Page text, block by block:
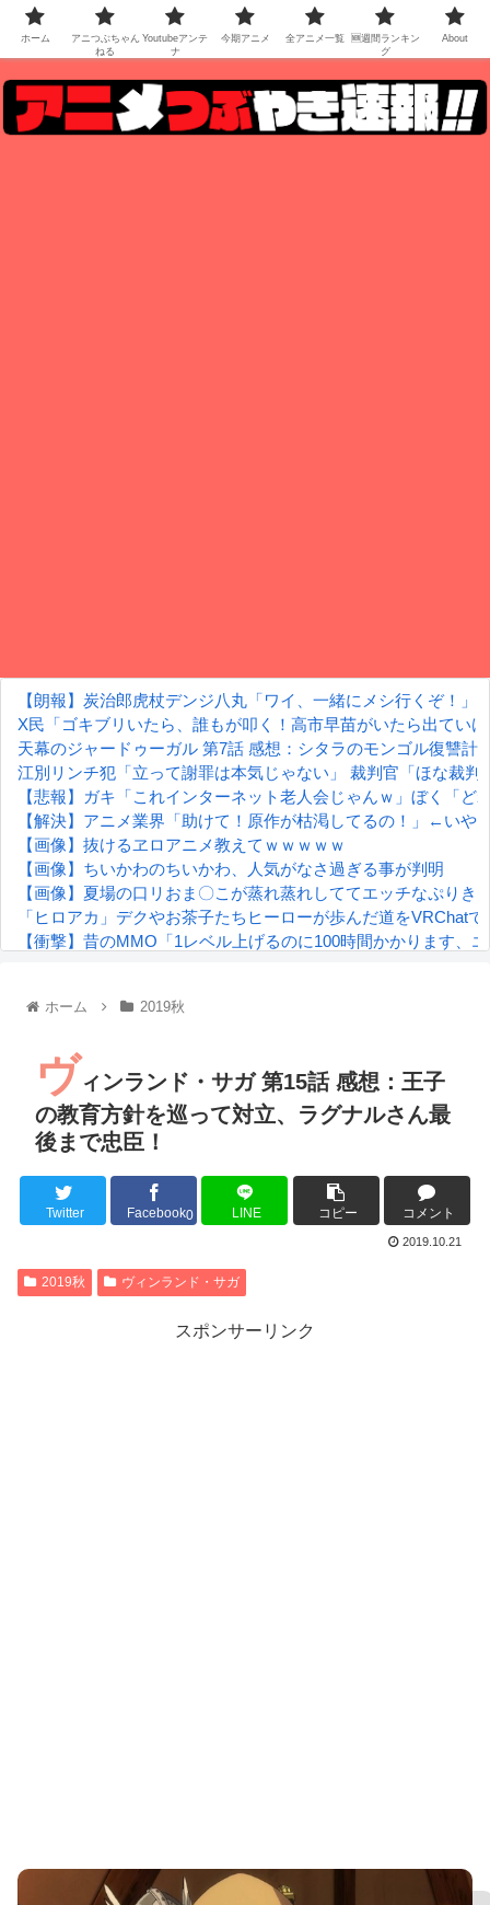
【朗報】炭治郎虎杖デンジ八丸「ワイ、一緒にメシ行くぞ！
X民「ゴキブリいたら、誰もが叩く！高市早苗がいたら出て
天幕のジャードゥーガル 第7話 感想：シタラのモンゴル復讐計
江別リンチ犯「立って謝罪は本気じゃない」 裁判官「ほな裁
【悲報】ガキ「これインターネット老人会じゃんｗ」ぼく「
【解決】アニメ業界「助けて！原作が枯渇してるの！」←いや
【画像】抜けるヱロアニメ教えてｗｗｗｗｗ
【画像】ちいかわのちいかわ、人気がなさ過ぎる事が判明
【画像】夏場の口リおま〇こが蒸れ蒸れしててエッチなぷりき
「ヒロアカ」デクやお茶子たちヒーローが歩んだ道をVRChat
【衝撃】昔のMMO「1レベル上げるのに100時間かかります
『進撃の巨人』で一番面白いところってｗｗｗｗｗ
るろうに剣心 -明治剣客浪漫譚- 京都動乱 第33話の感想
同盟、帝国、フェザーン。生まれるなら何処がいいか問題！
Powered by livedoor 相互RSS
ホーム 2019秋
ヴィンランド・サガ 第15話 感想：王子
の教育方針を巡って対立、ラグナルさん最
後まで忠臣！
Twitter Facebook0 LINE コピー コメント
2019.10.21
2019秋 ヴィンランド・サガ
スポンサーリンク
ホーム
アニつぶちゃん
ねる
Youtubeアンテ
ナ
今期アニメ 全アニメ一覧
🆕週間ランキン
グ
About